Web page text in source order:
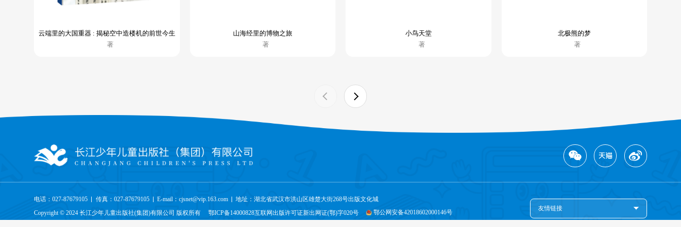
云端里的大国重器 : 揭秘空中造楼机的前世今生
著
山海经里的博物之旅
著
小鸟天堂
著
北极熊的梦
著
电话：027-87679105 传真：027-87679105 E-mail：cjsnet@vip.163.com 地址：湖北省武汉市洪山区雄楚大街268号出版文化城
Copyright © 2024 长江少年儿童出版社(集团)有限公司 版权所有 鄂ICP备14000828互联网出版许可证新出网证(鄂)字020号 鄂公网安备42018602000146号
友情链接